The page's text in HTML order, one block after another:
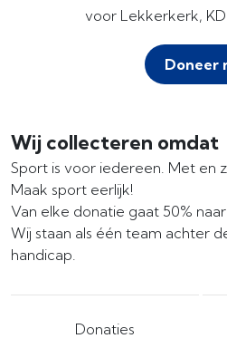
voor Lekkerkerk,
Doneer
Wij collecteren omdat
Sport is voor iedereen. Met en
Maak sport eerlijk!
Van elke donatie gaat 50%
Wij staan als één team achter
handicap.
Donaties